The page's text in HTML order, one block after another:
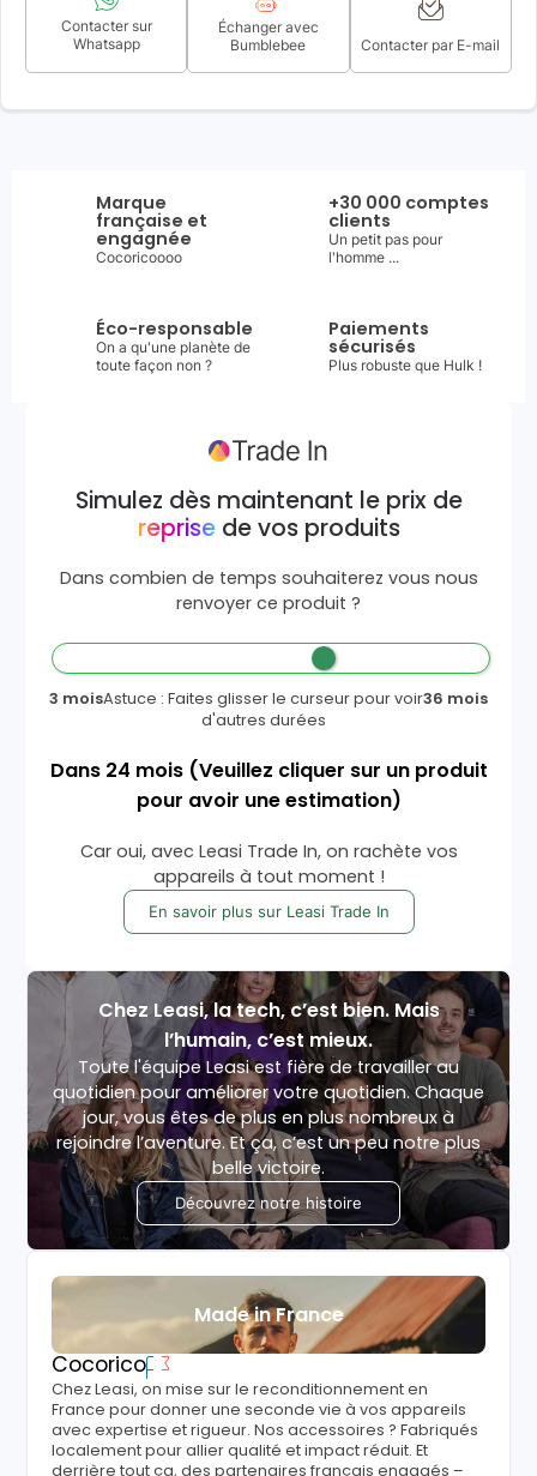
Contacter sur
Whatsapp
Échanger avec
Bumblebee
Contacter par E-mail
Marque
française et
engagnée
Cocoricoooo
+30 000 comptes
clients
Un petit pas pour
l'homme ...
Éco-responsable
On a qu'une planète de
toute façon non ?
Paiements
sécurisés
Plus robuste que Hulk !
Simulez dès maintenant le prix de
reprisede vos produits
Dans combien de temps souhaiterez vous nous
renvoyer ce produit ?
3 moisAstuce : Faites glisser le curseur pour voir
d'autres durées
36 mois
Dans 24 mois (Veuillez cliquer sur un produit
pour avoir une estimation)
Car oui, avec Leasi Trade In, on rachète vos
appareils à tout moment !
En savoir plus sur Leasi Trade In
Chez Leasi, la tech, c’est bien. Mais
l’humain, c’est mieux.
Toute l'équipe Leasi est fière de travailler au
quotidien pour améliorer votre quotidien. Chaque
jour, vous êtes de plus en plus nombreux à
rejoindre l’aventure. Et ça, c’est un peu notre plus
belle victoire.
Découvrez notre histoire
Made in France
Cocorico
Chez Leasi, on mise sur le reconditionnement en
France pour donner une seconde vie à vos appareils
avec expertise et rigueur. Nos accessoires ? Fabriqués
localement pour allier qualité et impact réduit. Et
derrière tout ça, des partenaires français engagés –